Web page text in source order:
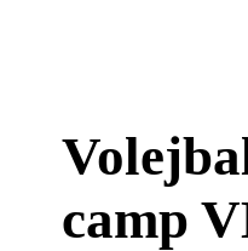
camp